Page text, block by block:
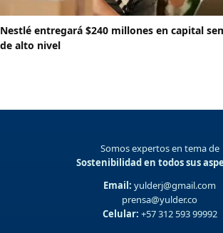
Nestlé entregará $240 millones en capital
de alto nivel
Somos expertos en tema de
Sostenibilidad en todos sus
Email: yulderj@gmail.com
prensa@yulder.co
Celular: +57 312 593 99992